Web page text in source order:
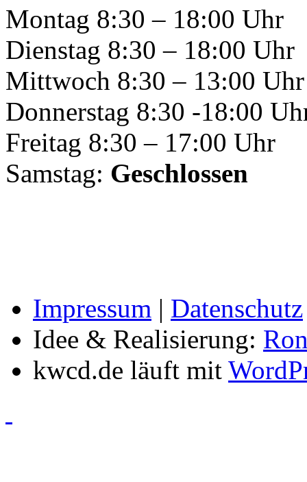
Montag 8:30 – 18:00 Uhr
Dienstag 8:30 – 18:00 Uhr
Mittwoch 8:30 – 13:00 Uhr
Donnerstag 8:30 -18:00
Freitag 8:30 – 17:00 Uhr
Samstag: Geschlossen
Impressum | Datenschutz
Idee & Realisierung:
kwcd.de läuft mit